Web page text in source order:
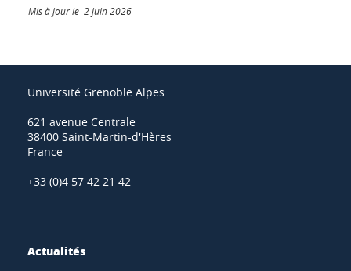
Mis à jour le 2 juin 2026
Université Grenoble Alpes
621 avenue Centrale
38400 Saint-Martin-d'Hères
France
+33 (0)4 57 42 21 42
Actualités